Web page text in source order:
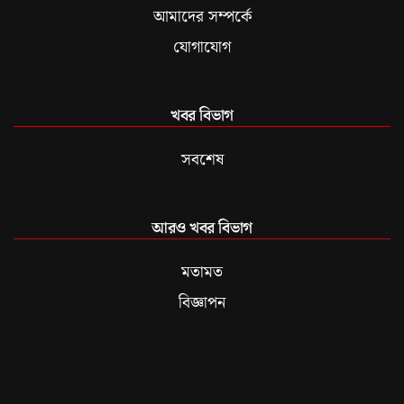
আমাদের সম্পর্কে
যোগাযোগ
খবর বিভাগ
সবশেষ
আরও খবর বিভাগ
মতামত
বিজ্ঞাপন